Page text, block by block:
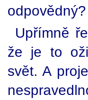
odpovědný?
Upřímně
že je to
svět. A